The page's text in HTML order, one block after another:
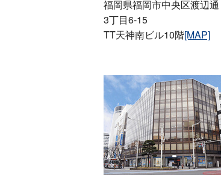
福岡県福岡市中央区渡辺通
3丁目6-15
TT天神南ビル10階[MAP]